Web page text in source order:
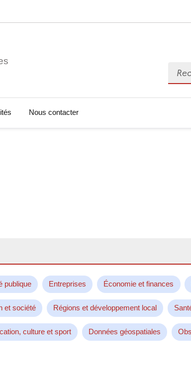
Nous contacter
publique Entreprises Économie et finances
et société Régions et développement local
culture et sport Données géospatiales